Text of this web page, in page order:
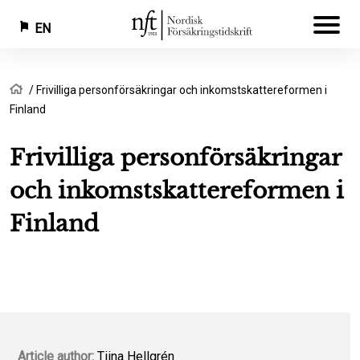
Skip
to
content
EN
Breadcrumb
Home
Frivilliga personförsäkringar och inkomstskattereformen i
Finland
Frivilliga personförsäkringar
och inkomstskattereformen i
Finland
Article author: Tiina Hellgrén